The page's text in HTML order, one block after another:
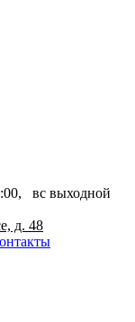
вс выходной
д. 48